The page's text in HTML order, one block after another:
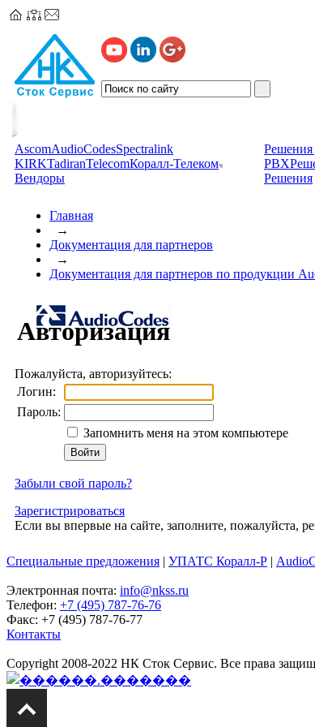
AscomAudioCodesSpectralink
KIRKTadiranTelecomКоралл-Телеком
Вендоры
Решения
PBX
Решения
Главная
→
Документация для партнеров
→
Документация для партнеров по продукции
Авторизация
Пожалуйста, авторизуйтесь:
Логин:
Пароль:
Запомнить меня на этом компьютере
Забыли свой пароль?
Зарегистрироваться
Если вы впервые на сайте, заполните, пожалуйста,
Специальные предложения | УПАТС Коралл-Р |
Электронная почта: info@nkss.ru
Телефон: +7 (495) 787-76-76
Факс: +7 (495) 787-76-77
Контакты
Copyright 2008-2022 НК Сток Сервис. Все права